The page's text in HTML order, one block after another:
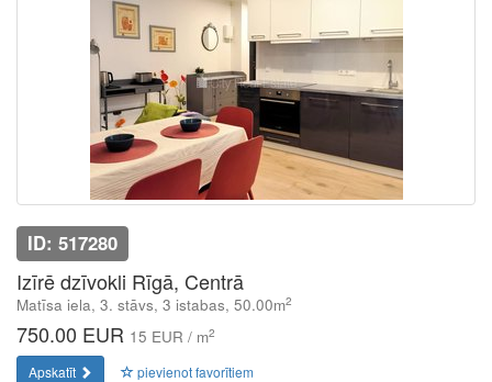
ID: 517280
Izīrē dzīvokli Rīgā, Centrā
Matīsa iela, 3. stāvs, 3 istabas, 50.00m2
750.00 EUR 15 EUR / m2
Apskatīt pievienot favorītiem